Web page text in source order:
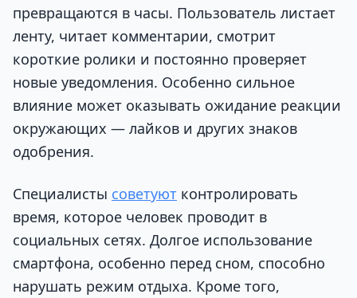
превращаются в часы. Пользователь листает
ленту, читает комментарии, смотрит
короткие ролики и постоянно проверяет
новые уведомления. Особенно сильное
влияние может оказывать ожидание реакции
окружающих — лайков и других знаков
одобрения.
Специалисты советуют контролировать
время, которое человек проводит в
социальных сетях. Долгое использование
смартфона, особенно перед сном, способно
нарушать режим отдыха. Кроме того,